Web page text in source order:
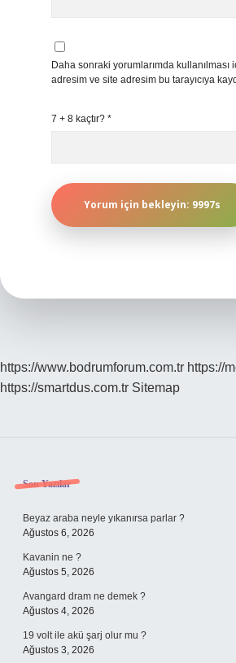
Daha sonraki yorumlarımda kullanılması
adresim ve site adresim bu tarayıcıya
7 + 8 kaçtır? *
https://www.bodrumforum.com.tr https://
https://smartdus.com.tr Sitemap
Sidebar
Son Yazılar
Beyaz araba neyle yıkanırsa parlar ?
Ağustos 6, 2026
Kavanin ne ?
Ağustos 5, 2026
Avangard dram ne demek ?
Ağustos 4, 2026
19 volt ile akü şarj olur mu ?
Ağustos 3, 2026